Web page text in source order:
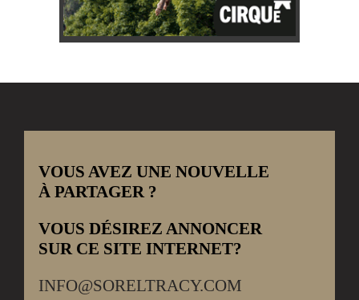
VOUS AVEZ UNE NOUVELLE
À PARTAGER ?
VOUS DÉSIREZ ANNONCER
SUR CE SITE INTERNET?
INFO@SORELTRACY.COM